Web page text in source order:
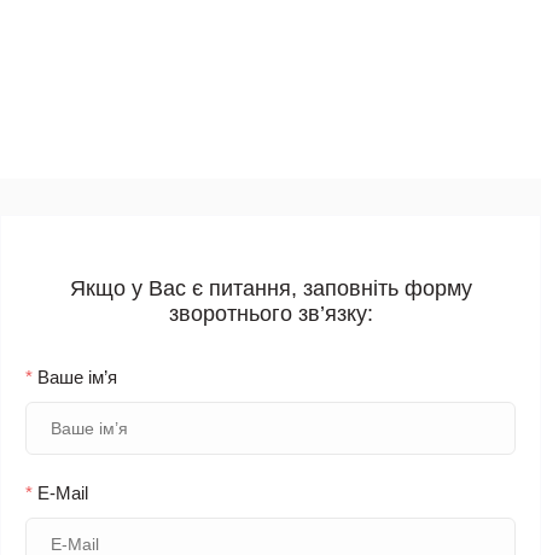
Якщо у Вас є питання, заповніть форму
зворотнього зв’язку:
* Ваше ім’я
* E-Mail